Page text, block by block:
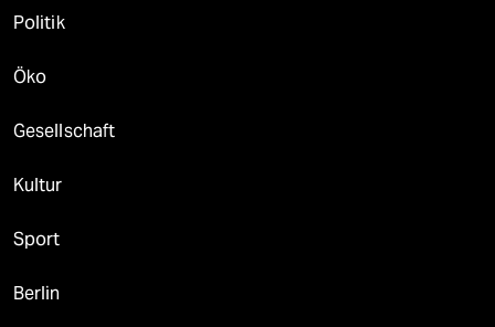
Politik
Öko
Gesellschaft
Kultur
Sport
Berlin